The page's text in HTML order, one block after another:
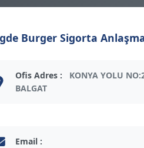
Burger Sigorta
Ofis Adres :
KONYA YOLU
BALGAT
Email :